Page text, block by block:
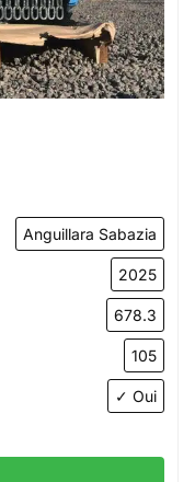
Anguillara Sabazia
2025
678.3
105
✓ Oui